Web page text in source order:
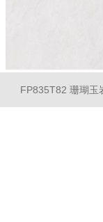
FP835T82 珊瑚玉